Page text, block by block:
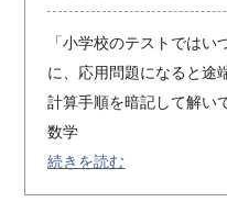
「小学校のテストでは
に、応用問題になると
計算手順を暗記して解い
数学
続きを読む